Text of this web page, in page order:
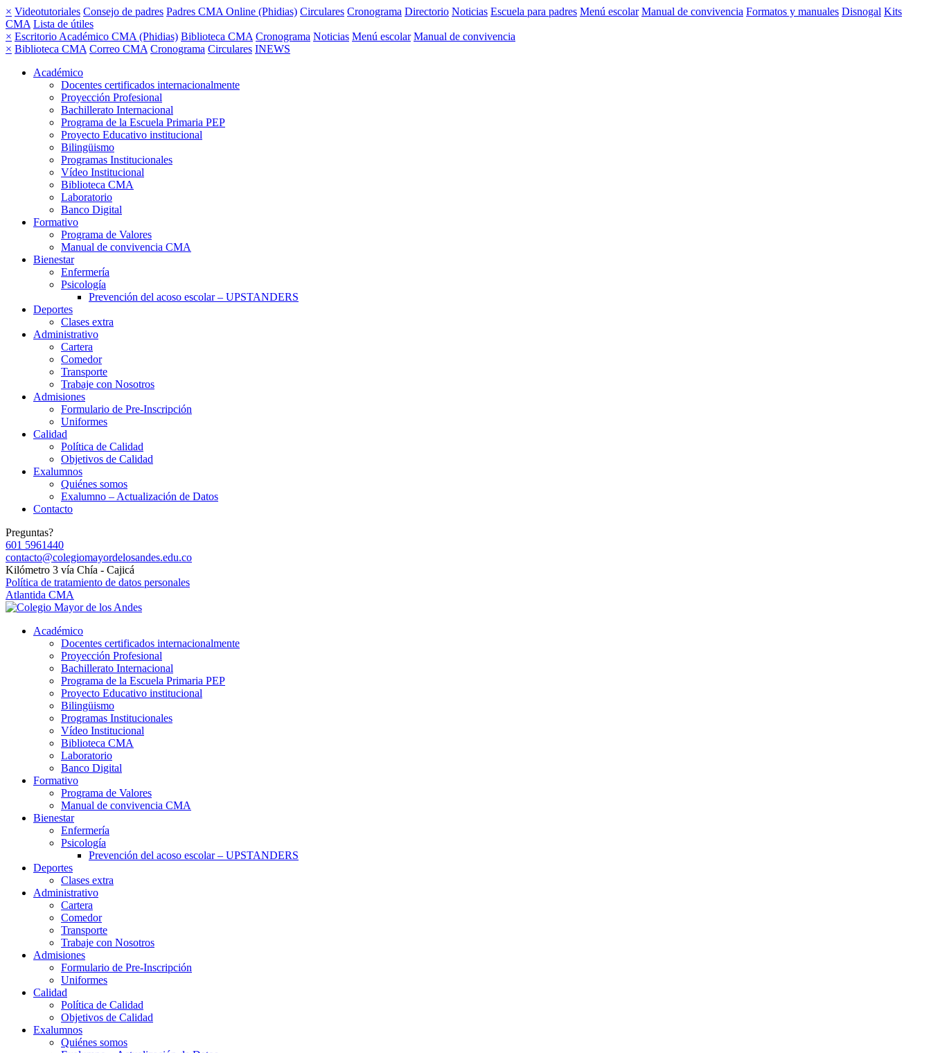
× Videotutoriales Consejo de padres Padres CMA Online (Phidias) Circulares Cronograma Directorio Noticias Escuela para padres Menú escolar Manual de convivencia Formatos y manuales Disnogal Kits
CMA Lista de útiles
× Escritorio Académico CMA (Phidias) Biblioteca CMA Cronograma Noticias Menú escolar Manual de convivencia
× Biblioteca CMA Correo CMA Cronograma Circulares INEWS
Académico
Docentes certificados internacionalmente
Proyección Profesional
Bachillerato Internacional
Programa de la Escuela Primaria PEP
Proyecto Educativo institucional
Bilingüismo
Programas Institucionales
Vídeo Institucional
Biblioteca CMA
Laboratorio
Banco Digital
Formativo
Programa de Valores
Manual de convivencia CMA
Bienestar
Enfermería
Psicología
Prevención del acoso escolar – UPSTANDERS
Deportes
Clases extra
Administrativo
Cartera
Comedor
Transporte
Trabaje con Nosotros
Admisiones
Formulario de Pre-Inscripción
Uniformes
Calidad
Política de Calidad
Objetivos de Calidad
Exalumnos
Quiénes somos
Exalumno – Actualización de Datos
Contacto
Preguntas?
601 5961440
contacto@colegiomayordelosandes.edu.co
Kilómetro 3 vía Chía - Cajicá
Política de tratamiento de datos personales
Atlantida CMA
Académico
Docentes certificados internacionalmente
Proyección Profesional
Bachillerato Internacional
Programa de la Escuela Primaria PEP
Proyecto Educativo institucional
Bilingüismo
Programas Institucionales
Vídeo Institucional
Biblioteca CMA
Laboratorio
Banco Digital
Formativo
Programa de Valores
Manual de convivencia CMA
Bienestar
Enfermería
Psicología
Prevención del acoso escolar – UPSTANDERS
Deportes
Clases extra
Administrativo
Cartera
Comedor
Transporte
Trabaje con Nosotros
Admisiones
Formulario de Pre-Inscripción
Uniformes
Calidad
Política de Calidad
Objetivos de Calidad
Exalumnos
Quiénes somos